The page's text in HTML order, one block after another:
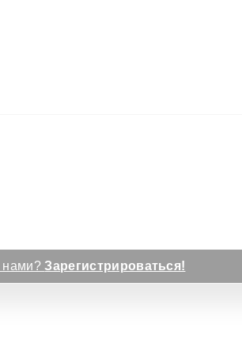
нами?Зарегистрироваться!